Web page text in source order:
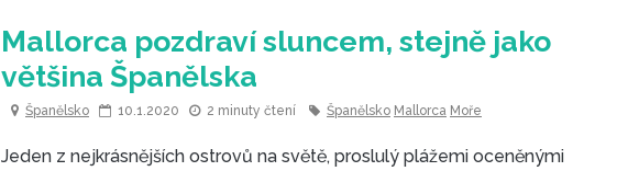
Mallorca pozdraví sluncem, stejně jako
většina Španělska
Španělsko 10.1.2020 2 minuty čtení Španělsko Mallorca Moře
Jeden z nejkrásnějších ostrovů na světě, proslulý plážemi oceněnými